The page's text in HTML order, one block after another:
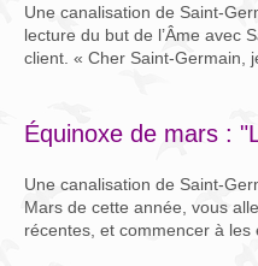
Une canalisation de Saint-
lecture du but de l’Âme avec
client. « Cher Saint-Germain,
Équinoxe de mars :
Une canalisation de Saint-
Mars de cette année, vous
récentes, et commencer à